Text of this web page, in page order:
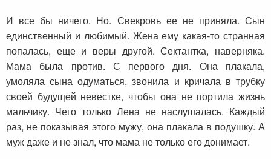
И все бы ничего. Но. Свекровь ее не приняла. Сын
единственный и любимый. Жена ему какая-то странная
попалась, еще и веры другой. Сектантка, наверняка.
Мама была против. С первого дня. Она плакала,
умоляла сына одуматься, звонила и кричала в трубку
своей будущей невестке, чтобы она не портила жизнь
мальчику. Чего только Лена не наслушалась. Каждый
раз, не показывая этого мужу, она плакала в подушку. А
муж даже и не знал, что мама не только его донимает.